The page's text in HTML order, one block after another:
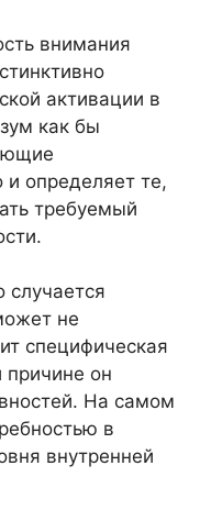
внимания
активации в
как бы
и определяет те,
требуемый
случается
не
специфическая
причине он
На самом
в
внутренней